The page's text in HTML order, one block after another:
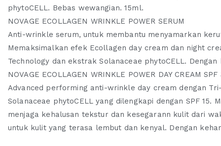
phytoCELL. Bebas wewangian. 15ml.
NOVAGE ECOLLAGEN WRINKLE POWER SERUM
Anti-wrinkle serum, untuk membantu menyamarkan
Memaksimalkan efek Ecollagen day cream dan night
Technology dan ekstrak Solanaceae phytoCELL.
NOVAGE ECOLLAGEN WRINKLE POWER DAY CREAM SPF
Advanced performing anti-wrinkle day cream dengan
Solanaceae phytoCELL yang dilengkapi dengan SPF 15.
menjaga kehalusan tekstur dan kesegarann kulit dari
untuk kulit yang terasa lembut dan kenyal. Dengan